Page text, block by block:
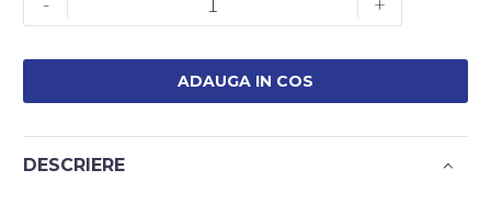
007935063050
DIAG
PRO
-
ADAUGA IN COS
DESCRIERE